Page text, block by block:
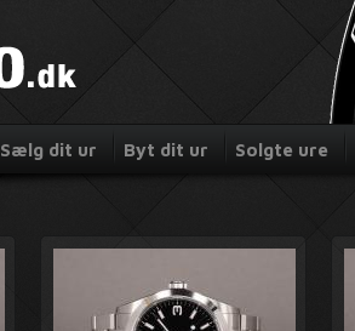
Sælg dit ur Byt dit ur Solgte ure